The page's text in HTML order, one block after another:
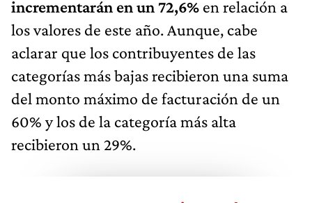
incrementarán en un 72,6% en relación a
los valores de este año. Aunque, cabe
aclarar que los contribuyentes de las
categorías más bajas recibieron una suma
del monto máximo de facturación de un
60% y los de la categoría más alta
recibieron un 29%.